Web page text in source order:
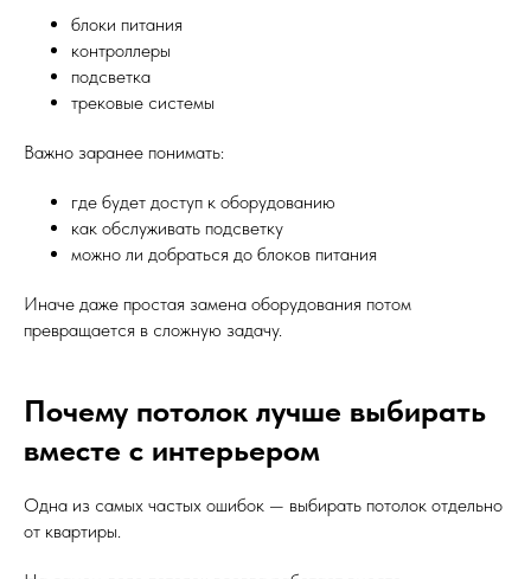
блоки питания
контроллеры
подсветка
трековые системы
Важно заранее понимать:
где будет доступ к оборудованию
как обслуживать подсветку
можно ли добраться до блоков питания
Иначе даже простая замена оборудования потом
превращается в сложную задачу.
Почему потолок лучше выбирать
вместе с интерьером
Одна из самых частых ошибок — выбирать потолок отдельно
от квартиры.